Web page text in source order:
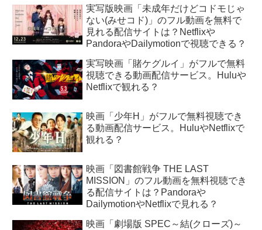
実写版映画「未成年だけどコドモじゃ
ない(みせコド)」のフル動画を無料で
見れる配信サイトは？Netflixや
PandoraやDailymotionで視聴できる？
実写映画「賭ケグルイ」がフルで無料
視聴できる動画配信サービス。Huluや
Netflixで観れる？
映画「少年H」がフルで無料視聴でき
る動画配信サービス。HuluやNetflixで
観れる？
映画「図書館戦争 THE LAST
MISSION」のフル動画を無料視聴でき
る配信サイトは？Pandoraや
DailymotionやNetflixで見れる？
映画「劇場版 SPEC～結(クローズ)～